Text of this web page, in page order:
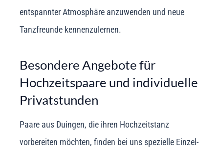
entspannter Atmosphäre anzuwenden und neue
Tanzfreunde kennenzulernen.
Besondere Angebote für
Hochzeitspaare und individuelle
Privatstunden
Paare aus Duingen, die ihren Hochzeitstanz
vorbereiten möchten, finden bei uns spezielle Einzel-